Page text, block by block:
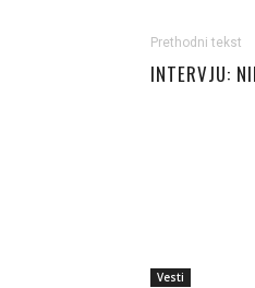
Prethodni tekst
INTERVJU:
Vesti